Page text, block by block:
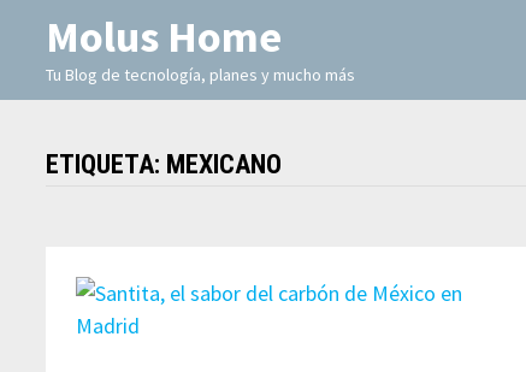
Molus Home
Tu Blog de tecnología, planes y mucho más
ETIQUETA: MEXICANO